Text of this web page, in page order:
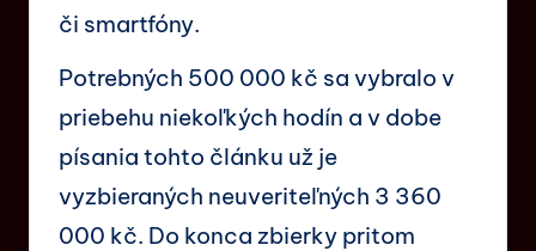
či smartfóny.
Potrebných 500 000 kč sa vybralo v
priebehu niekoľkých hodín a v dobe
písania tohto článku už je
vyzbieraných neuveriteľných 3 360
000 kč. Do konca zbierky pritom